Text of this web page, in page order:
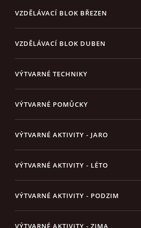
VZDĚLÁVACÍ BLOK BŘEZEN
VZDĚLÁVACÍ BLOK DUBEN
VÝTVARNÉ TECHNIKY
VÝTVARNÉ POMŮCKY
VÝTVARNÉ AKTIVITY - JARO
VÝTVARNÉ AKTIVITY - LÉTO
VÝTVARNÉ AKTIVITY - PODZIM
VÝTVARNÉ AKTIVITY - ZIMA